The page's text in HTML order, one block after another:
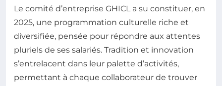
Le comité d’entreprise GHICL a su constituer, en
2025, une programmation culturelle riche et
diversifiée, pensée pour répondre aux attentes
pluriels de ses salariés. Tradition et innovation
s’entrelacent dans leur palette d’activités,
permettant à chaque collaborateur de trouver